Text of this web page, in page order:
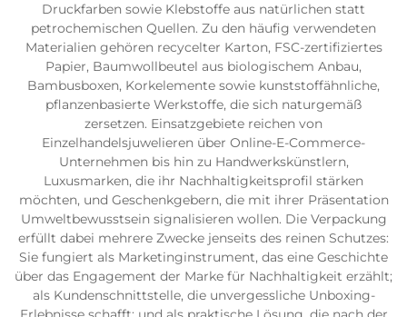
Druckfarben sowie Klebstoffe aus natürlichen statt
petrochemischen Quellen. Zu den häufig verwendeten
Materialien gehören recycelter Karton, FSC-zertifiziertes
Papier, Baumwollbeutel aus biologischem Anbau,
Bambusboxen, Korkelemente sowie kunststoffähnliche,
pflanzenbasierte Werkstoffe, die sich naturgemäß
zersetzen. Einsatzgebiete reichen von
Einzelhandelsjuwelieren über Online-E-Commerce-
Unternehmen bis hin zu Handwerkskünstlern,
Luxusmarken, die ihr Nachhaltigkeitsprofil stärken
möchten, und Geschenkgebern, die mit ihrer Präsentation
Umweltbewusstsein signalisieren wollen. Die Verpackung
erfüllt dabei mehrere Zwecke jenseits des reinen Schutzes:
Sie fungiert als Marketinginstrument, das eine Geschichte
über das Engagement der Marke für Nachhaltigkeit erzählt;
als Kundenschnittstelle, die unvergessliche Unboxing-